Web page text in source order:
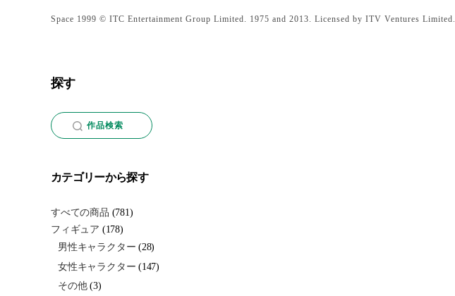
Space 1999 © ITC Entertainment Group Limited. 1975 and 2013. Licensed by ITV Ventures Limited.
探す
作品検索
カテゴリーから探す
すべての商品 (781)
フィギュア (178)
男性キャラクター (28)
女性キャラクター (147)
その他(3)